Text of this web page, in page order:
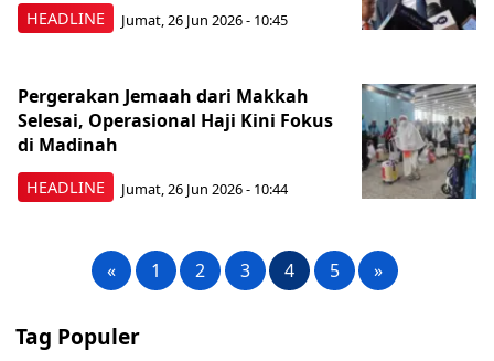
HEADLINE Jumat, 26 Jun 2026 - 10:45
HEADLINE
Pergerakan Jemaah dari Makkah
Selesai, Operasional Haji Kini Fokus
di Madinah
Jumat, 26 Jun 2026 - 10:44
« 1 2 3 4 5 »
Tag Populer